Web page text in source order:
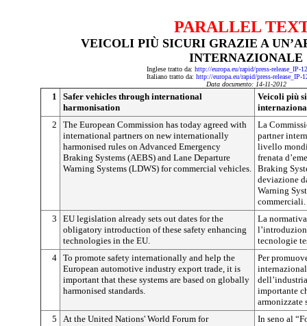
PARALLEL
VEICOLI PIÙ SICURI GRAZIE A
INTERNAZIONALE
Inglese tratto da: http://europa.eu/rapid/press-release_IP-
Italiano tratto da: http://europa.eu/rapid/press-release_IP-
Data documento: 14-11-2012
1
Safer vehicles through international
harmonisation
Veicoli più
2
The European Commission has today agreed with
international partners on new internationally
harmonised rules on Advanced Emergency
Braking Systems (AEBS) and Lane Departure
Warning Systems (LDWS) for commercial vehicles.
La
partner
livello
frenata
Braking
deviazione
Warning
commerciali.
3
EU legislation already sets out dates for the
obligatory introduction of these safety enhancing
technologies in the EU.
La
tecnologie
4 To promote safety internationally and help the
European automotive industry export trade, it is
important that these systems are based on globally
harmonised standards.
Per
importante
armonizzate
5
At the United Nations' World Forum for
In seno al